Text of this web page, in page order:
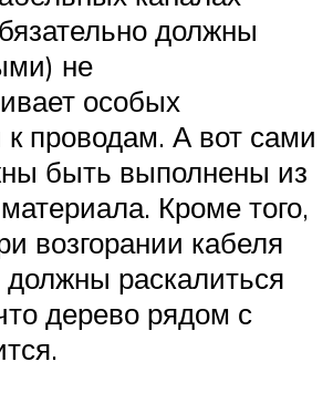
должны
не
особых
проводам. А вот сами
быть выполнены из
Кроме того,
возгорании кабеля
должны раскалиться
дерево рядом с